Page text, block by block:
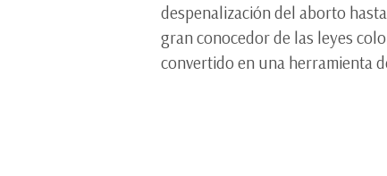
despenalización del aborto
gran conocedor de las leyes
convertido en una herramienta